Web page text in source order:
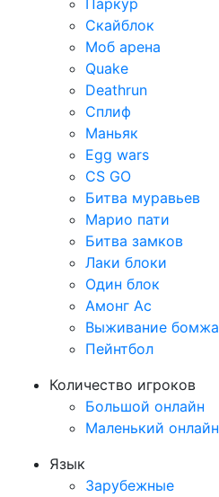
Паркур
Скайблок
Моб арена
Quake
Deathrun
Сплиф
Маньяк
Egg wars
CS GO
Битва муравьев
Марио пати
Битва замков
Лаки блоки
Один блок
Амонг Ас
Выживание бомжа
Пейнтбол
Количество игроков
Большой онлайн
Маленький онлайн
Язык
Зарубежные